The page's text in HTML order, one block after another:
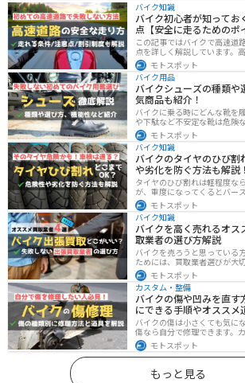
バイク知識
バイク初心者が知ってお
点【安全に走るためのポ
この記事ではバイクで高速道
点を詳しく解説しています。
に不安を感じていませんか？
走行条件や注意点を正しく理
速道路でも安全にバイクの運
す！
モトスポット
バイク用品
バイクシューズの種類や
気商品も紹介！
バイクに乗る時にどんな靴を
や下駄など不安定な靴は危険
なる可能性もあります。バイ
作られた専用の靴を履くよう
全性の向上性だけでなく、バ
コよくなります。
モトスポット
バイク知識
バイクのタイヤのひび割
や劣化を防ぐ方法も解説！
タイヤのひび割れは軽程度な
が、重度になってくるとバー
が必要です。どの程度なら大
割れを防ぐ方法などまとめま
乗るためにもしっかりとチェ
モトスポット
バイク知識
バイクを高く売れるオス
取業者の選び方解説
バイクを売ろうと思っている
ためには、買取業者選びが大
業者を選べばいいのか見るべ
た。また、買取実績が豊富な
厳選・解説します。
モトスポット
カスタム・整備
バイクの傷や凹みを直す
にできる手順やオススメ
バイクの傷は小さくても気に
傷なら自分で修理できます。
み、サビ、樹脂の劣化、ホイ
修理方法をまとめました。自
と思っている人は参考にして
モトスポット
もっと見る